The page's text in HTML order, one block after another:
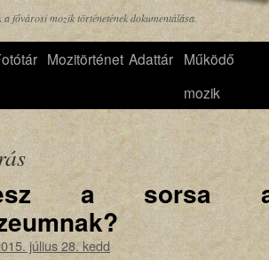
a fővárosi mozik történetének dokumentálása.
Mozitörténet Adattár Működő
mozik
a sorsa az
július 28. kedd